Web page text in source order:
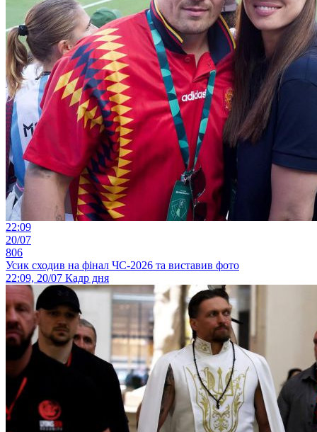
22:09
20/07
806
Усик сходив на фінал ЧС-2026 та виставив фото
22:09, 20/07 Кадр дня